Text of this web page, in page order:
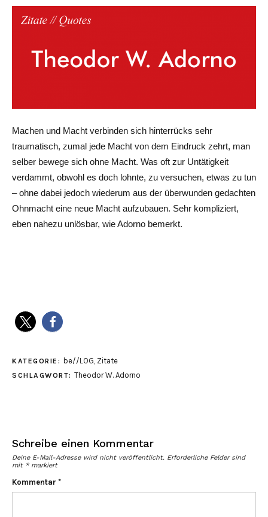
Machen und Macht verbinden sich hinterrücks sehr
traumatisch, zumal jede Macht von dem Eindruck zehrt, man
selber bewege sich ohne Macht. Was oft zur Untätigkeit
verdammt, obwohl es doch lohnte, zu versuchen, etwas zu tun
– ohne dabei jedoch wiederum aus der überwunden gedachten
Ohnmacht eine neue Macht aufzubauen. Sehr kompliziert,
eben nahezu unlösbar, wie Adorno bemerkt.
KATEGORIE: be//LOG Zitate
SCHLAGWORT: Theodor W. Adorno
Schreibe einen Kommentar
Deine E-Mail-Adresse wird nicht veröffentlicht. Erforderliche Felder sind
mit *markiert
Kommentar *